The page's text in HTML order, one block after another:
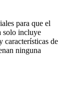
para que el
solo incluye
características de
ninguna